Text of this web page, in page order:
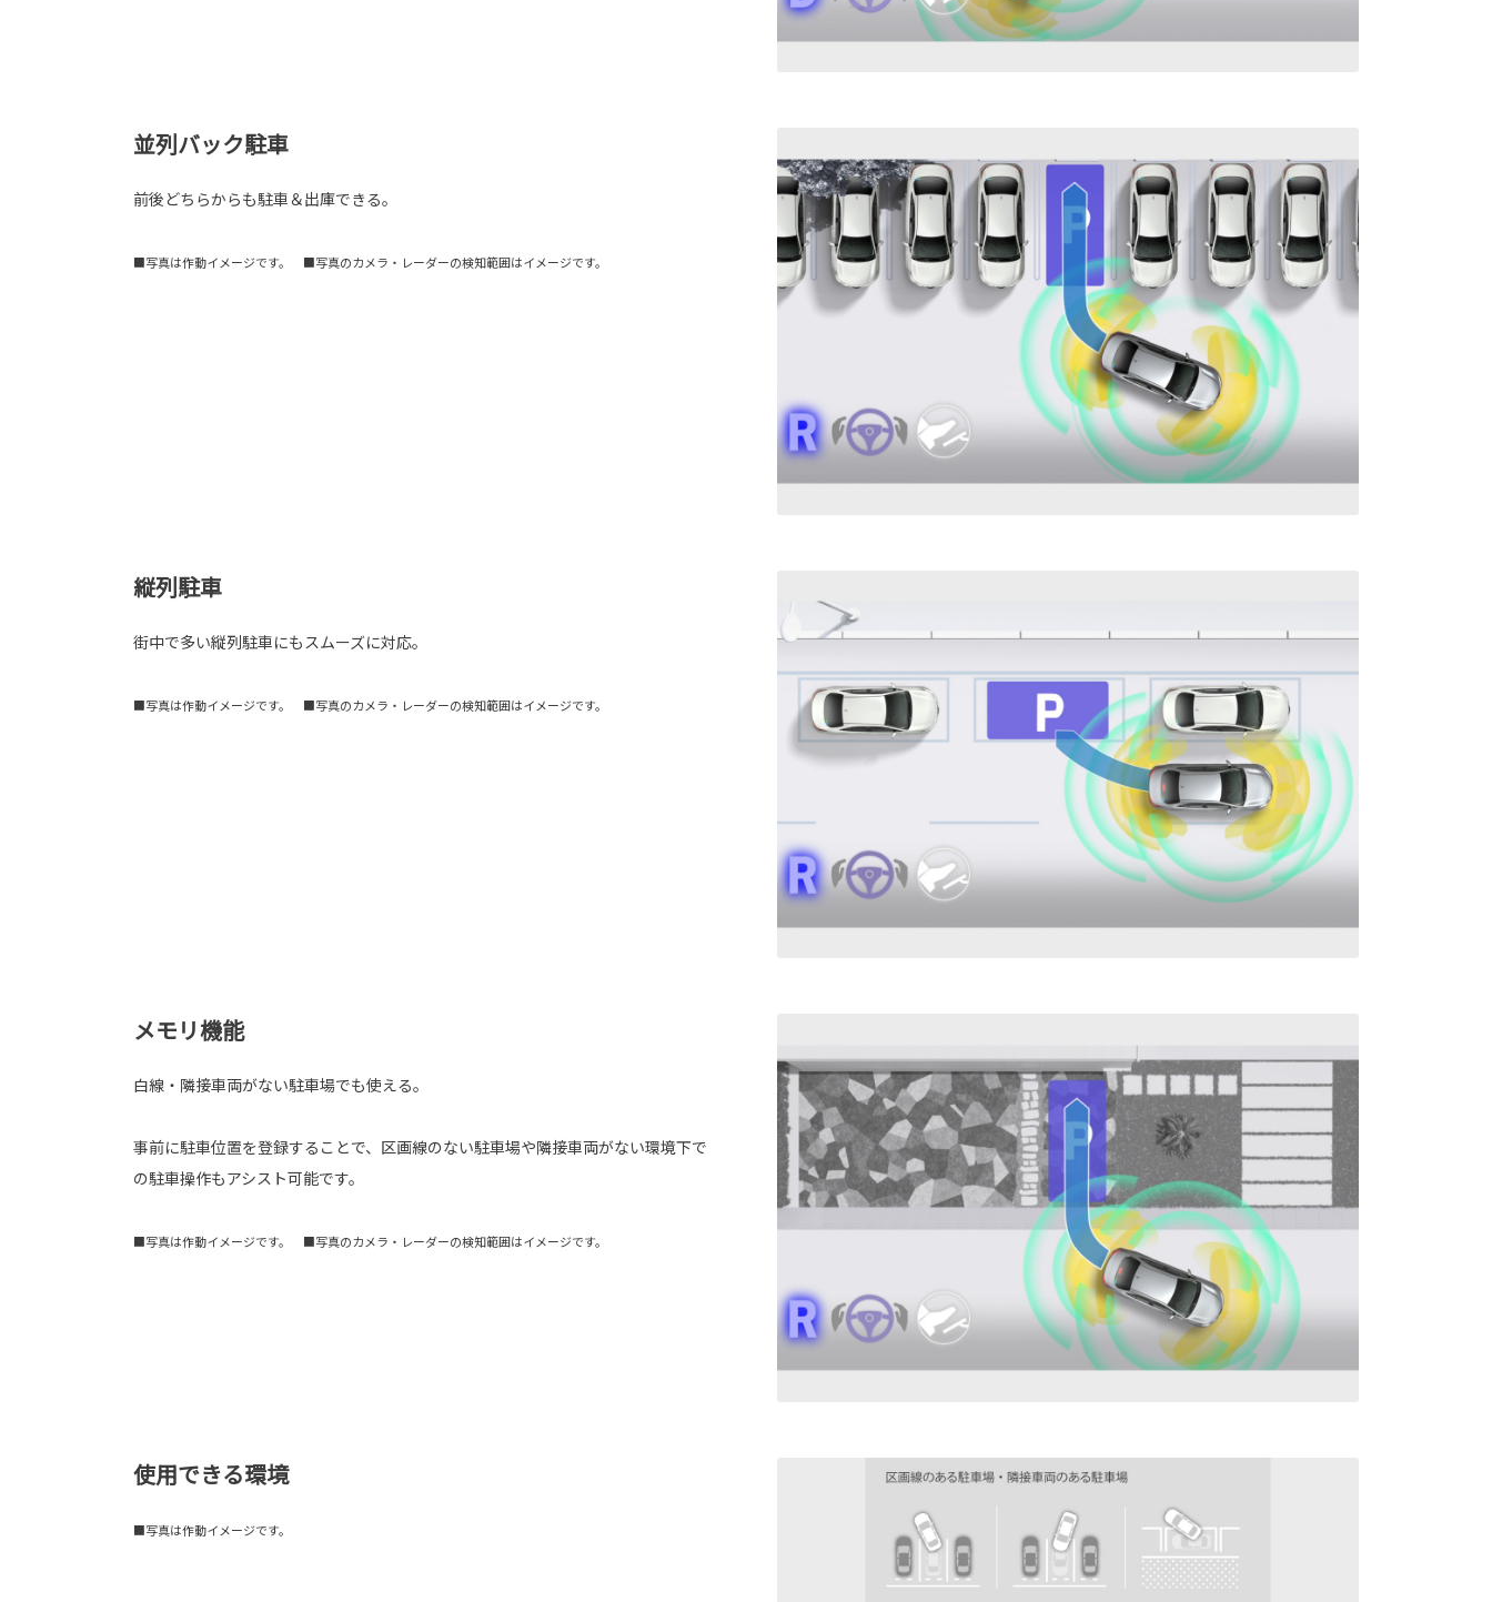
並列バック駐車
前後どちらからも駐車＆出庫できる。
■写真は作動イメージです。 ■写真のカメラ・レーダーの検知範囲はイメージです。
縦列駐車
街中で多い縦列駐車にもスムーズに対応。
■写真は作動イメージです。 ■写真のカメラ・レーダーの検知範囲はイメージです。
メモリ機能
白線・隣接車両がない駐車場でも使える。
事前に駐車位置を登録することで、区画線のない駐車場や隣接車両がない環境下で
の駐車操作もアシスト可能です。
■写真は作動イメージです。 ■写真のカメラ・レーダーの検知範囲はイメージです。
使用できる環境
■写真は作動イメージです。